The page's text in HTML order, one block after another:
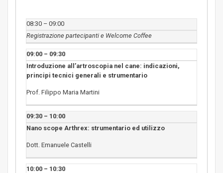
08:30 – 09:00
Registrazione partecipanti e Welcome Coffee
09:00 – 09:30
Introduzione all’artroscopia nel cane: indicazioni,
principi tecnici generali e strumentario
Prof. Filippo Maria Martini
09:30 – 10:00
Nano scope Arthrex: strumentario ed utilizzo
Dott. Emanuele Castelli
10:00 – 10:30